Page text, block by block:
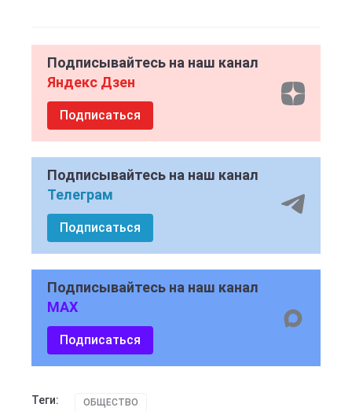
Подписывайтесь на наш канал
Яндекс Дзен
Подписаться
Подписывайтесь на наш канал
Телеграм
Подписаться
Подписывайтесь на наш канал
MAX
Подписаться
Теги: ОБЩЕСТВО